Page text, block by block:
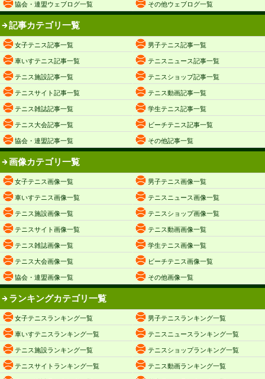
協会・連盟ウェブログ一覧 その他ウェブログ一覧
記事カテゴリ一覧
女子テニス記事一覧 男子テニス記事一覧
車いすテニス記事一覧 テニスニュース記事一覧
テニス施設記事一覧 テニスショップ記事一覧
テニスサイト記事一覧 テニス動画記事一覧
テニス雑誌記事一覧 学生テニス記事一覧
テニス大会記事一覧 ビーチテニス記事一覧
協会・連盟記事一覧 その他記事一覧
画像カテゴリ一覧
女子テニス画像一覧 男子テニス画像一覧
車いすテニス画像一覧 テニスニュース画像一覧
テニス施設画像一覧 テニスショップ画像一覧
テニスサイト画像一覧 テニス動画画像一覧
テニス雑誌画像一覧 学生テニス画像一覧
テニス大会画像一覧 ビーチテニス画像一覧
協会・連盟画像一覧 その他画像一覧
ランキングカテゴリ一覧
女子テニスランキング一覧 男子テニスランキング一覧
車いすテニスランキング一覧 テニスニュースランキング一覧
テニス施設ランキング一覧 テニスショップランキング一覧
テニスサイトランキング一覧 テニス動画ランキング一覧